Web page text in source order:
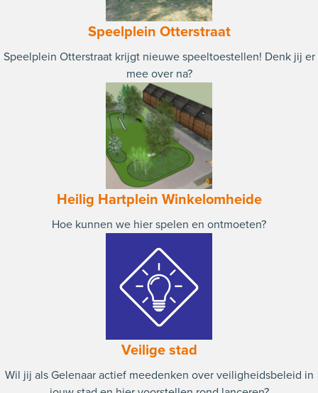
Speelplein Otterstraat
Speelplein Otterstraat krijgt nieuwe speeltoestellen! Denk jij er
mee over na?
Heilig Hartplein Winkelomheide
Hoe kunnen we hier spelen en ontmoeten?
Veilige stad
Wil jij als Gelenaar actief meedenken over veiligheidsbeleid in